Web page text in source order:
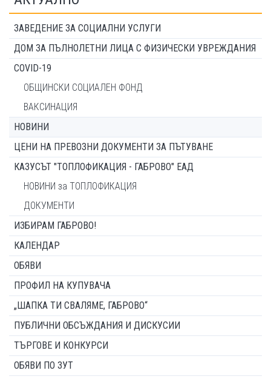
ЗАВЕДЕНИЕ ЗА СОЦИАЛНИ УСЛУГИ
ДОМ ЗА ПЪЛНОЛЕТНИ ЛИЦА С ФИЗИЧЕСКИ УВРЕЖДАНИЯ
COVID-19
ОБЩИНСКИ СОЦИАЛЕН ФОНД
ВАКСИНАЦИЯ
НОВИНИ
ЦЕНИ НА ПРЕВОЗНИ ДОКУМЕНТИ ЗА ПЪТУВАНЕ
КАЗУСЪТ "ТОПЛОФИКАЦИЯ - ГАБРОВО" ЕАД
НОВИНИ за ТОПЛОФИКАЦИЯ
ДОКУМЕНТИ
ИЗБИРАМ ГАБРОВО!
КАЛЕНДАР
ОБЯВИ
ПРОФИЛ НА КУПУВАЧА
„ШАПКА ТИ СВАЛЯМЕ, ГАБРОВО“
ПУБЛИЧНИ ОБСЪЖДАНИЯ И ДИСКУСИИ
ТЪРГОВЕ И КОНКУРСИ
ОБЯВИ ПО ЗУТ